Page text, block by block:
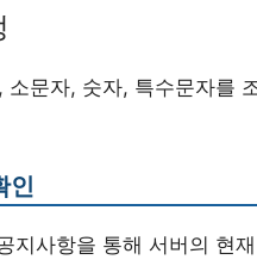
소문자, 숫자, 특수문자를
인
지사항을 통해 서버의 현